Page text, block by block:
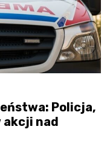
Policja,
akcji nad